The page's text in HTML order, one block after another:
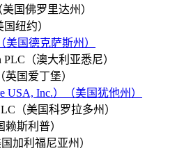
国佛罗里达州）
纽约）
美国德克萨斯州）
PLC（澳大利亚悉尼）
英国爱丁堡）
USA, Inc.）（美国犹他州）
（美国科罗拉多州）
斯利普）
加利福尼亚州）